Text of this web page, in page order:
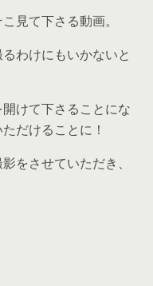
見て下さる動画。
わけにもいかないと
けて下さることにな
だけることに！
をさせていただき、